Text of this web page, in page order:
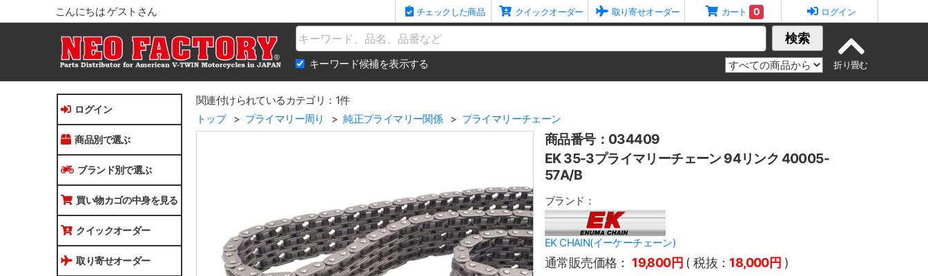
こんにちは ゲストさん チェックした商品 クイックオーダー 取り寄せオーダー カート 0 ログイン
Name 検索
キーワード候補を表示する
ログイン
商品別で選ぶ
ブランド別で選ぶ
買い物カゴの中身を見る
クイックオーダー
取り寄せオーダー
関連付けられているカテゴリ：1件
トップ
プライマリー周り 純正プライマリー関係 プライマリーチェーン
商品番号：034409
EK 35-3プライマリーチェーン 94リンク 40005-
57A/B
ブランド：
EK CHAIN(イーケーチェーン)
通常販売価格： 19,800円 ( 税抜： 18,000円 )